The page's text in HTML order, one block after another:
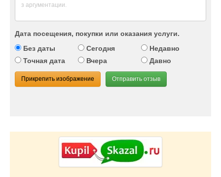
Дата посещения, покупки или оказания услуги.
Без даты
Сегодня
Недавно
Точная дата
Вчера Давно
Прикрепить изображение Отправить отзыв